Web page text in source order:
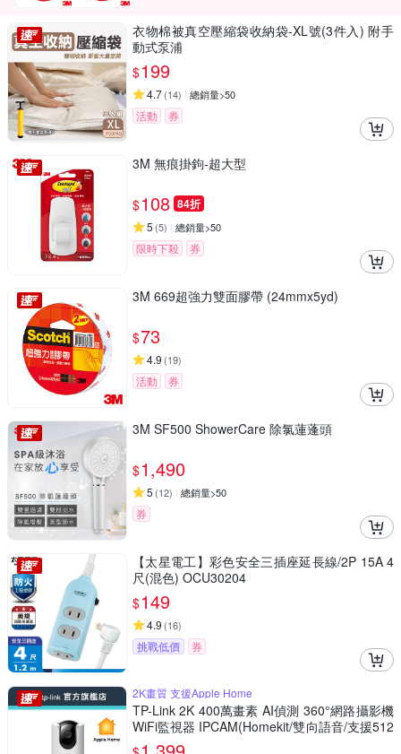
衣物棉被真空壓縮袋收納袋-XL號(3件入) 附手
動式泵浦
$199
4.7(14) 總銷量>50
活動 券
3M 無痕掛鉤-超大型
$108 84折
5 (5) 總銷量>50
限時下殺 券
3M 669超強力雙面膠帶 (24mmx5yd)
$73
4.9 (19)
活動 券
3M SF500 ShowerCare 除氯蓮蓬頭
$1,490
5 (12) 總銷量>50
券
【太星電工】彩色安全三插座延長線/2P 15A 4
尺(混色) OCU30204
$149
4.9 (16)
挑戰低價 券
2K畫質 支援Apple Home
TP-Link 2K 400萬畫素 AI偵測 360°網路攝影機
WiFi監視器 IPCAM(Homekit/雙向語音/支援512
G//Tapo C225)